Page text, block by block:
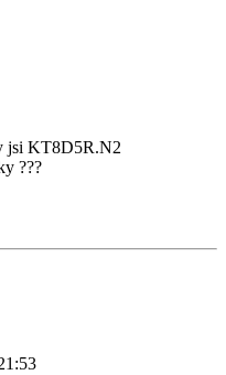
jsi KT8D5R.N2
???